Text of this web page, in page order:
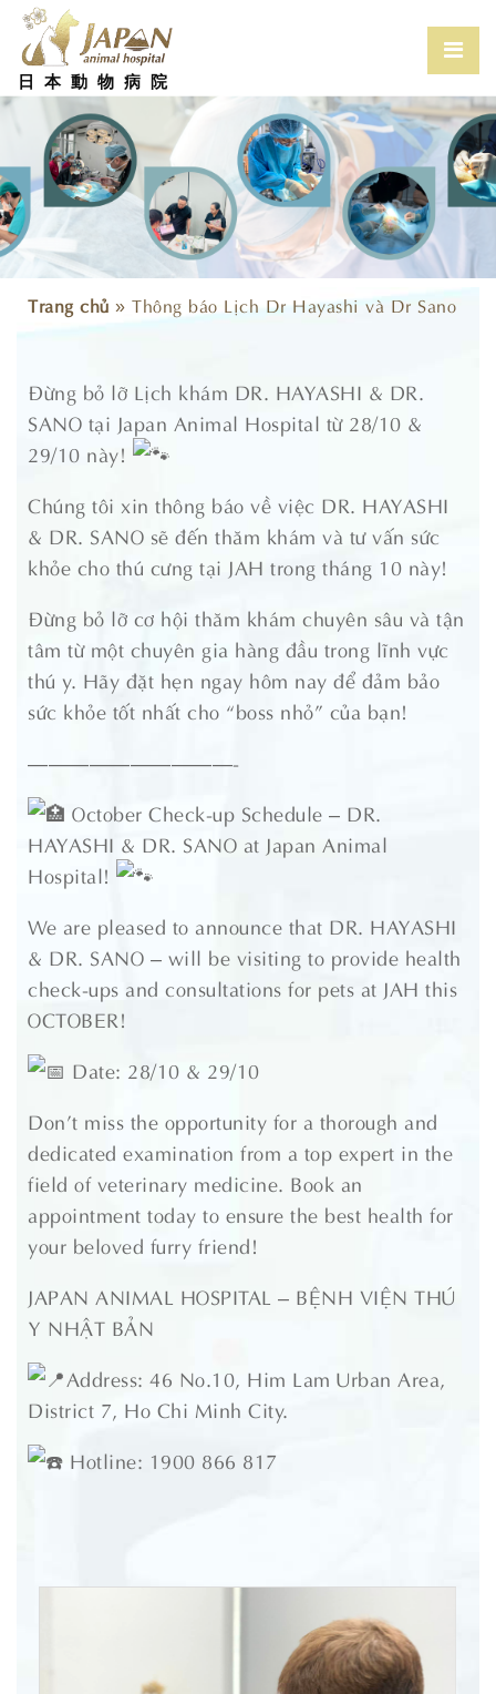
content
日本動物病院
for
Trang chủ »Thông báo Lịch Dr Hayashi và Dr Sano
Đừng bỏ lỡ Lịch khám DR. HAYASHI & DR.
SANO tại Japan Animal Hospital từ 28/10 &
29/10 này!
Chúng tôi xin thông báo về việc DR. HAYASHI
& DR. SANO sẽ đến thăm khám và tư vấn sức
khỏe cho thú cưng tại JAH trong tháng 10 này!
Đừng bỏ lỡ cơ hội thăm khám chuyên sâu và tận
tâm từ một chuyên gia hàng đầu trong lĩnh vực
thú y. Hãy đặt hẹn ngay hôm nay để đảm bảo
sức khỏe tốt nhất cho “boss nhỏ” của bạn!
——————————-
October Check-up Schedule – DR.
HAYASHI & DR. SANO at Japan Animal
Hospital!
We are pleased to announce that DR. HAYASHI
& DR. SANO – will be visiting to provide health
check-ups and consultations for pets at JAH this
OCTOBER!
Date: 28/10 & 29/10
Don’t miss the opportunity for a thorough and
dedicated examination from a top expert in the
field of veterinary medicine. Book an
appointment today to ensure the best health for
your beloved furry friend!
JAPAN ANIMAL HOSPITAL – BỆNH VIỆN THÚ
Y NHẬT BẢN
Address: 46 No.10, Him Lam Urban Area,
District 7, Ho Chi Minh City.
Hotline: 1900 866 817